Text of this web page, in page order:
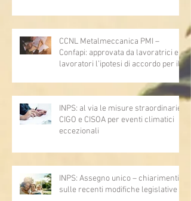
articoli 1362, 2697, 2730, 2732, 2734
e 2735)
CCNL Metalmeccanica PMI –
Confapi: approvata da lavoratrici e
lavoratori l’ipotesi di accordo per il
INPS: al via le misure straordinarie
CIGO e CISOA per eventi climatici
eccezionali
INPS: Assegno unico – chiarimenti
sulle recenti modifiche legislative